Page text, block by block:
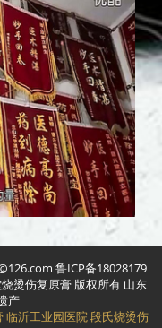
鲁ICP备18028179
烫伤复原膏 版权所有 山东
产
临沂工业园医院段氏烧烫伤